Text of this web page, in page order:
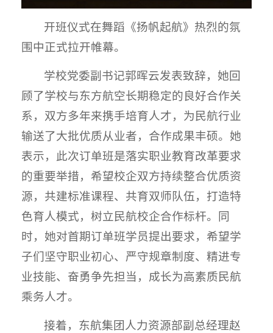
开班仪式在舞蹈《扬帆起航》热烈的氛
围中正式拉开帷幕。
学校党委副书记郭晖云发表致辞，她回
顾了学校与东方航空长期稳定的良好合作关
系，双方多年来携手培育人才，为民航行业
输送了大批优质从业者，合作成果丰硕。她
表示，此次订单班是落实职业教育改革要求
的重要举措，希望校企双方持续整合优质资
源，共建标准课程、共育双师队伍，打造特
色育人模式，树立民航校企合作标杆。同
时，她对首期订单班学员提出要求，希望学
子们坚守职业初心、严守规章制度、精进专
业技能、奋勇争先担当，成长为高素质民航
乘务人才。
接着，东航集团人力资源部副总经理赵